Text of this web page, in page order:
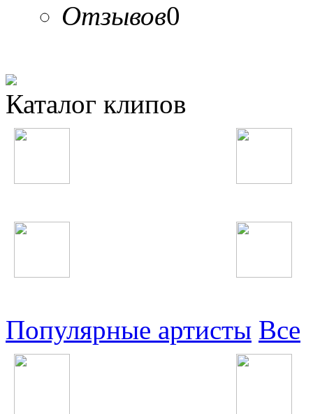
Отзывов0
Каталог клипов
Популярные артисты Все